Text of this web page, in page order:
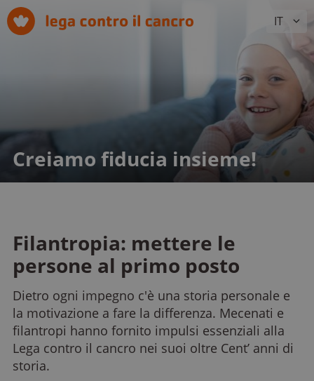
IT
Creiamo fiducia insieme!
Filantropia: mettere le
persone al primo posto
Dietro ogni impegno c'è una storia personale e
la motivazione a fare la differenza. Mecenati e
filantropi hanno fornito impulsi essenziali alla
Lega contro il cancro nei suoi oltre Cent’ anni di
storia.